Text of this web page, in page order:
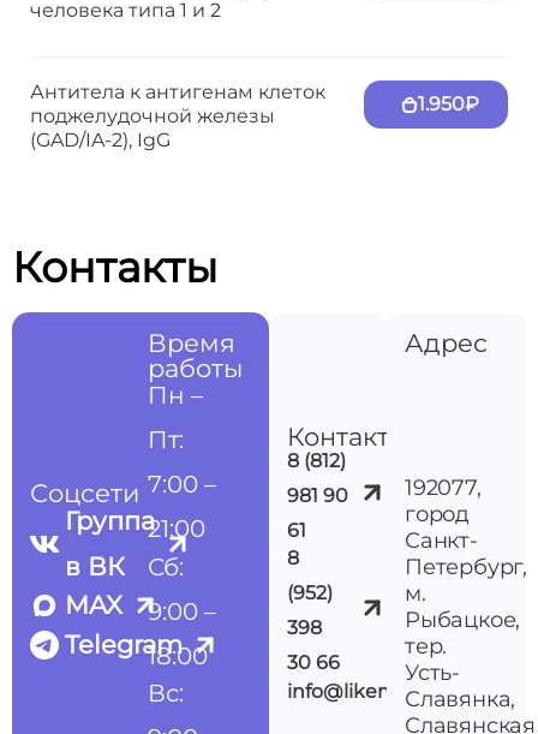
человека типа 1 и 2
Антитела к антигенам клеток
поджелудочной железы
(GAD/IA-2), IgG
1.950₽
Контакты
Контакты
8 (812)
981 90
61
8
(952)
398
30 66
info@likemedspb.ru
Адрес
192077,
город
Санкт-
Петербург,
м.
Рыбацкое,
тер.
Усть-
Славянка,
Славянская
Соцсети
Группа
в ВК
MAX
Telegram
Время
работы
Пн –
Пт:
7:00 –
21:00
Сб:
9:00 –
18:00
Вс: